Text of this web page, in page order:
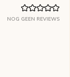
NOG GEEN REVIEWS